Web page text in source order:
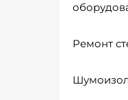
Ремонт